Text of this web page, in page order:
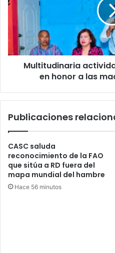
madres en Santiago
Multitudinaria
en honor a las
Publicaciones
CASC saluda
reconocimiento de la FAO
que sitúa a RD fuera del
mapa mundial del hambre
Hace 56 minutos